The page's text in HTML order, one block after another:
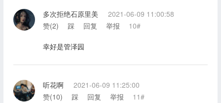
多次拒绝石原里美
2021-06-09 11:00:58
赞(2) 踩 回复 举报 10#
幸好是管泽园
听花啊
2021-06-09 11:25:00
赞(10) 踩 回复 举报 11#